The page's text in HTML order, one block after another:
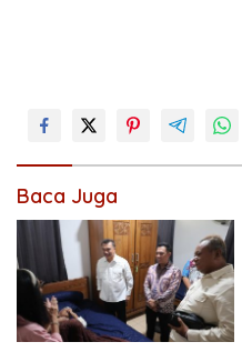
Baca Juga